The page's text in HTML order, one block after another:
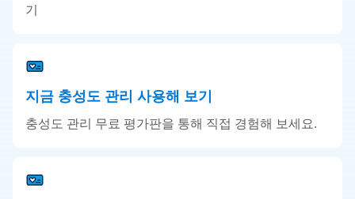
기
지금 충성도 관리 사용해 보기
충성도 관리 무료 평가판을 통해 직접 경험해 보세요.